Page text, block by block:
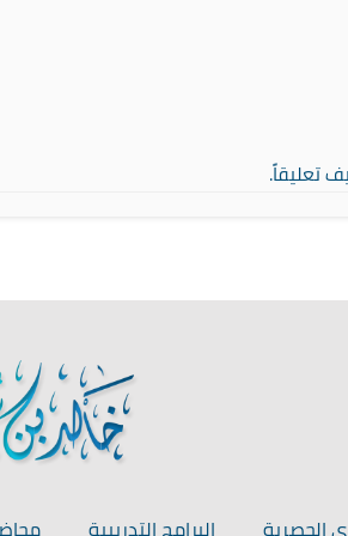
تعليقاً.
الحصرية البرامج التدريبية